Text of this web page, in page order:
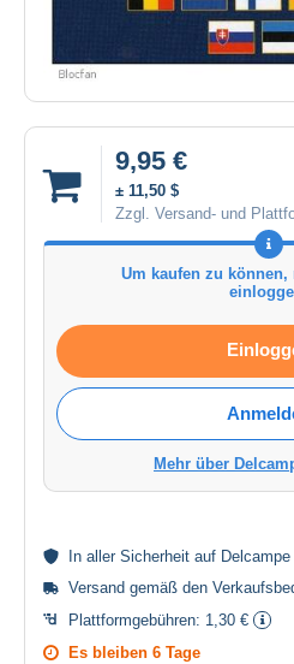
9,95 €
± 11,50 $
Zzgl. Versand- und
Um kaufen zu
Mehr über
In aller Sicherheit auf
Versand gemäß den
Plattformgebühren: 1,30 €
Es bleiben 6 Tage